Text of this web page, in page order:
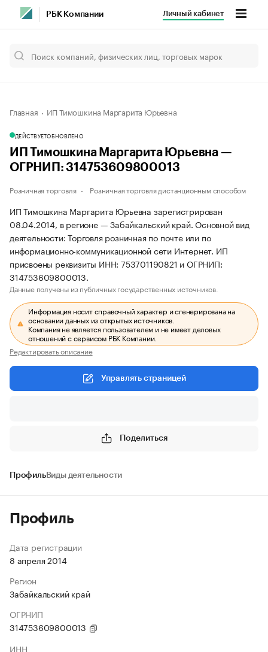
РБК Компании Личный кабинет
Главная ИП Тимошкина Маргарита Юрьевна
ДЕЙСТВУЕТОБНОВЛЕНО
ИП Тимошкина Маргарита Юрьевна —
ОГРНИП: 314753609800013
Розничная торговля Розничная торговля дистанционным способом
ИП Тимошкина Маргарита Юрьевна зарегистрирован
08.04.2014, в регионе — Забайкальский край. Основной вид
деятельности: Торговля розничная по почте или по
информационно-коммуникационной сети Интернет. ИП
присвоены реквизиты ИНН: 753701190821 и ОГРНИП:
314753609800013.
Данные получены из публичных государственных источников.
Информация носит справочный характер и сгенерирована на
основании данных из открытых источников.
Компания не является пользователем и не имеет деловых
отношений с сервисом РБК Компании.
Редактировать описание
Управлять страницей
Поделиться
ПрофильВиды деятельности
Профиль
Дата регистрации
8 апреля 2014
Регион
Забайкальский край
ОГРНИП
314753609800013
ИНН